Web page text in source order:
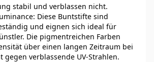
stabil und verblassen nicht.
Diese Buntstifte sind
und eignen sich ideal für
Die pigmentreichen Farben
über einen langen Zeitraum bei
gegen verblassende UV-Strahlen.